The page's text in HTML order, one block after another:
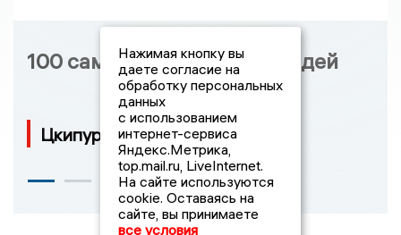
100 самых влиятельных людей
Цкипури Юрий Иванович
Нажимая кнопку вы
даете согласие на
обработку персональных
данных
с использованием
интернет-сервиса
Яндекс.Метрика,
top.mail.ru, LiveInternet.
На сайте используются
cookie. Оставаясь на
сайте, вы принимаете
все условия